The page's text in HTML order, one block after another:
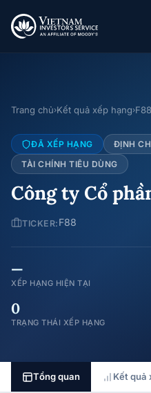
Trang chủ›Kết quả xếp hạng›F88
ĐÃ XẾP HẠNG
ĐỊNH
TÀI CHÍNH TIÊU DÙNG
Công ty Cổ
TICKER: F88
—
XẾP HẠNG HIỆN TẠI
0
TRẠNG THÁI XẾP HẠNG
Tổng quan Kết quả